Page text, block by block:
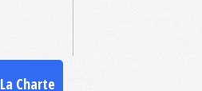
La Charte